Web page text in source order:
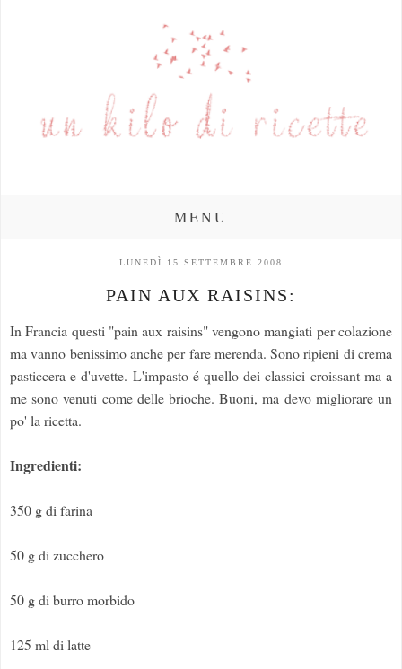
MENU
LUNEDÌ 15 SETTEMBRE 2008
PAIN AUX RAISINS:
In Francia questi "pain aux raisins" vengono mangiati per colazione
ma vanno benissimo anche per fare merenda. Sono ripieni di crema
pasticcera e d'uvette. L'impasto é quello dei classici croissant ma a
me sono venuti come delle brioche. Buoni, ma devo migliorare un
po' la ricetta.
Ingredienti:
350 g di farina
50 g di zucchero
50 g di burro morbido
125 ml di latte